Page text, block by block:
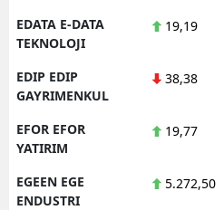
EDATA E-DATA
TEKNOLOJI
19,19
EDIP EDIP
GAYRIMENKUL
38,38
EFOR EFOR
YATIRIM
19,77
EGEEN EGE
ENDUSTRI
5.272,50